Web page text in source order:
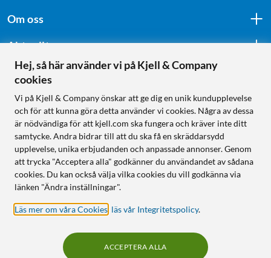
Om oss
Aktuellt
Följ oss
Handla från:
Sverige
Norge
Hej, så här använder vi på Kjell & Company
cookies
Vi på Kjell & Company önskar att ge dig en unik kundupplevelse
och för att kunna göra detta använder vi cookies. Några av dessa
är nödvändiga för att kjell.com ska fungera och kräver inte ditt
samtycke. Andra bidrar till att du ska få en skräddarsydd
upplevelse, unika erbjudanden och anpassade annonser. Genom
att trycka "Acceptera alla" godkänner du användandet av sådana
cookies. Du kan också välja vilka cookies du vill godkänna via
länken "Ändra inställningar".
Läs mer om våra Cookies läs vår Integritetspolicy.
ACCEPTERA ALLA